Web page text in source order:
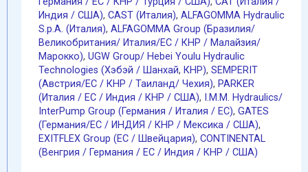
Индия / США), CAST (Италия), ALFAGOMMA Hydraulic
S.p.A. (Италия), ALFAGOMMA Group (Бразилия/
Великобритания/ Италия/ЕС / КНР / Малайзия/
Марокко), UGW Group/ Hebei Youlu Hydraulic
Technologies (Хэбэй / Шанхай, КНР), SEMPERIT
(Австрия/ЕС / КНР / Таиланд/ Чехия), PARKER
(Италия / ЕС / Индия / КНР / США), I.M.M. Hydraulics/
InterPump Group (Германия / Италия / ЕС), GATES
(Германия/EC / ИНДИЯ / КНР / Мексика / США),
EXITFLEX Group (ЕС / Швейцария), CONTINENTAL
(Венгрия / Германия / ЕС / Индия / КНР / США)